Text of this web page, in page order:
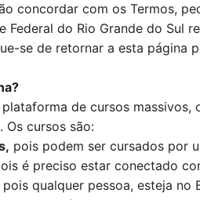
concordar com os Termos,
Federal do Rio Grande do Sul
se de retornar a esta página
plataforma de cursos
Os cursos são:
pois podem ser cursados por
é preciso estar conectado
pois qualquer pessoa, esteja no